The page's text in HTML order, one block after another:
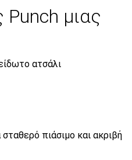
μιας
ατσάλι
πιάσιμο και ακριβή